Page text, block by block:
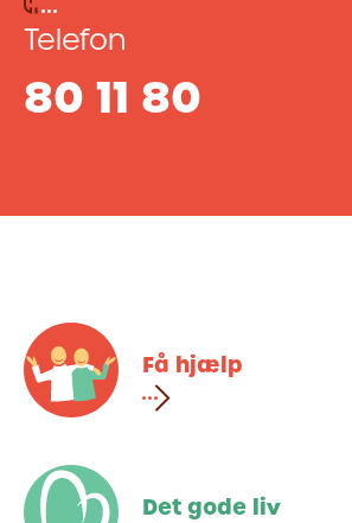
Telefon
80 11 80
Få hjælp
Det gode liv